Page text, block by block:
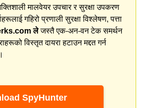
मालवेयर उपचार र सुरक्षा उपकरण
गहिरो प्रणाली सुरक्षा विश्लेषण, पत्ता
लेजस्तै एक-अन-वन टेक समर्थन
विस्तृत दायरा हटाउन मद्दत गर्न
SpyHunter